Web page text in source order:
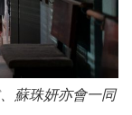
蘇珠妍亦會一同